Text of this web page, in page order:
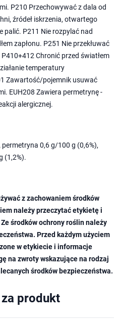
P210 Przechowywać z dala od
źródeł iskrzenia, otwartego
palić. P211 Nie rozpylać nad
zapłonu. P251 Nie przekłuwać
Chronić przed światłem
temperatury
Zawartość/pojemnik usuwać
EUH208 Zawiera permetrynę -
alergicznej.
0,6 g/100 g (0,6%),
(1,2%).
z zachowaniem środków
należy przeczytać etykietę i
środków ochrony roślin należy
Przed każdym użyciem
w etykiecie i informacje
na zwroty wskazujące na rodzaj
środków bezpieczeństwa.
produkt